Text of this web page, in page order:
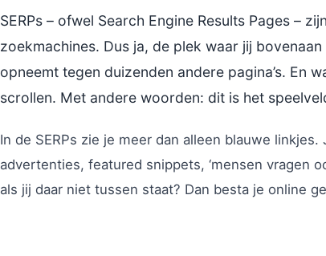
SERPs – ofwel Search Engine Results Pages –
zoekmachines. Dus ja, de plek waar jij
opneemt tegen duizenden andere pagina’s. En
scrollen. Met andere woorden: dit is het
In de SERPs zie je meer dan alleen blauwe
advertenties, featured snippets, ‘mensen vragen
als jij daar niet tussen staat? Dan besta je online